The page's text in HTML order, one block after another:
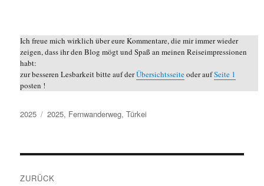
Ich freue mich wirklich über eure Kommentare, die mir immer wieder
zeigen, dass ihr den Blog mögt und Spaß an meinen Reiseimpressionen
habt:
zur besseren Lesbarkeit bitte auf derÜbersichtsseiteoder aufSeite 1
posten !
Kategorien
2025 Schlagwörter
2025, Fernwanderweg,Türkei
ZURÜCK